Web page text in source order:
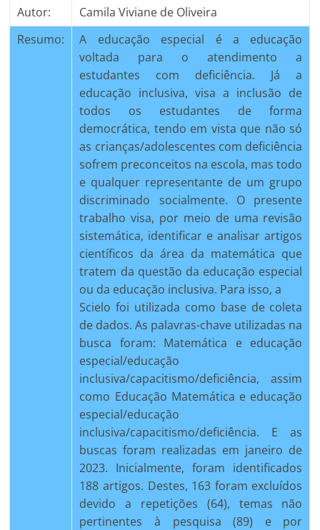
Autor:
Camila Viviane de Oliveira
Resumo:
A educação especial é a educação
voltada para o atendimento a
estudantes com deficiência. Já a
educação inclusiva, visa a inclusão de
todos os estudantes de forma
democrática, tendo em vista que não só
as crianças/adolescentes com deficiência
sofrem preconceitos na escola, mas todo
e qualquer representante de um grupo
discriminado socialmente. O presente
trabalho visa, por meio de uma revisão
sistemática, identificar e analisar artigos
científicos da área da matemática que
tratem da questão da educação especial
ou da educação inclusiva. Para isso, a
Scielo foi utilizada como base de coleta
de dados. As palavras-chave utilizadas na
busca foram: Matemática e educação
especial/educação
inclusiva/capacitismo/deficiência, assim
como Educação Matemática e educação
especial/educação
inclusiva/capacitismo/deficiência. E as
buscas foram realizadas em janeiro de
2023. Inicialmente, foram identificados
188 artigos. Destes, 163 foram excluídos
devido a repetições (64), temas não
pertinentes à pesquisa (89) e por